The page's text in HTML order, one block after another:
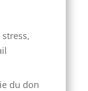
du don